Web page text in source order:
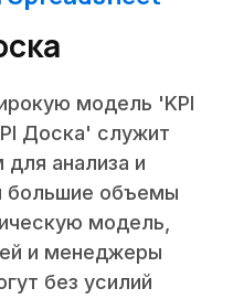
модель 'KPI
Доска' служит
анализа и
большие объемы
модель,
и менеджеры
без усилий